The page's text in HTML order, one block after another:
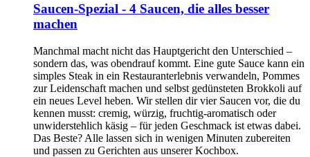
Saucen-Spezial - 4 Saucen, die alles besser
machen
Manchmal macht nicht das Hauptgericht den Unterschied –
sondern das, was obendrauf kommt. Eine gute Sauce kann ein
simples Steak in ein Restauranterlebnis verwandeln, Pommes
zur Leidenschaft machen und selbst gedünsteten Brokkoli auf
ein neues Level heben. Wir stellen dir vier Saucen vor, die du
kennen musst: cremig, würzig, fruchtig-aromatisch oder
unwiderstehlich käsig – für jeden Geschmack ist etwas dabei.
Das Beste? Alle lassen sich in wenigen Minuten zubereiten
und passen zu Gerichten aus unserer Kochbox.